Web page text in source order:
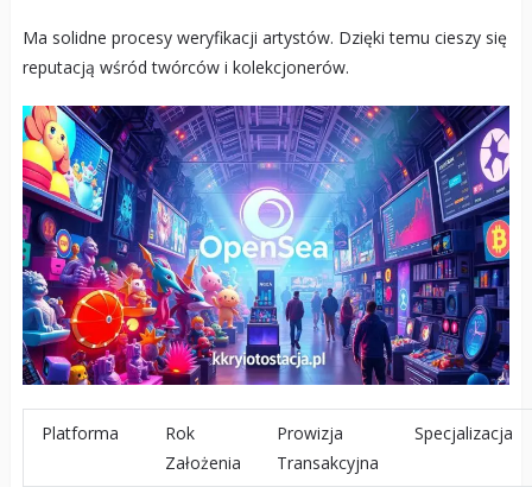
Ma solidne procesy weryfikacji artystów. Dzięki temu cieszy się
reputacją wśród twórców i kolekcjonerów.
Platforma
Rok
Założenia
Prowizja
Transakcyjna
Specjalizacja